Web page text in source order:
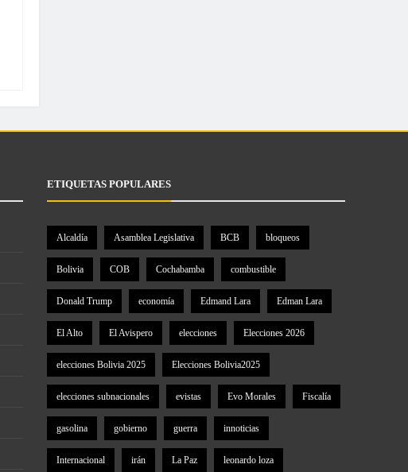
ETIQUETAS POPULARES
Alcaldía Asamblea Legislativa BCB bloqueos
Bolivia COB Cochabamba combustible
Donald Trump economía Edmand Lara Edman Lara
El Alto El Avispero elecciones Elecciones 2026
elecciones Bolivia 2025 Elecciones Bolivia2025
elecciones subnacionales evistas Evo Morales Fiscalía
gasolina gobierno guerra innoticias
Internacional irán La Paz leonardo loza